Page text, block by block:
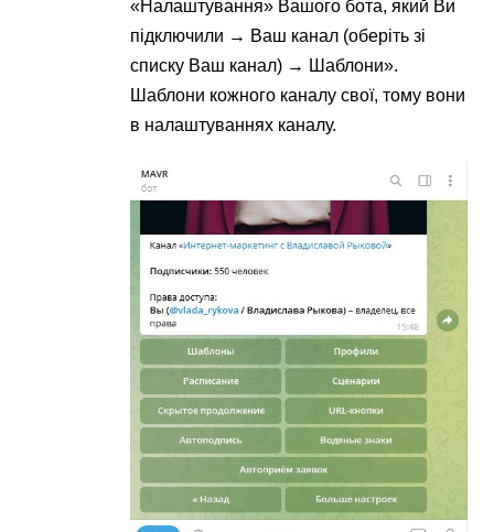
«Налаштування» Вашого бота, який Ви
підключили → Ваш канал (оберіть зі
списку Ваш канал) → Шаблони».
Шаблони кожного каналу свої, тому вони
в налаштуваннях каналу.